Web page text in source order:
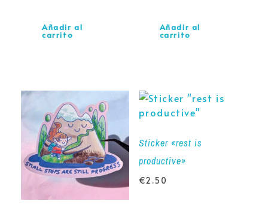
Añadir al
carrito
Añadir al
carrito
Sticker «rest is
productive»
€2.50